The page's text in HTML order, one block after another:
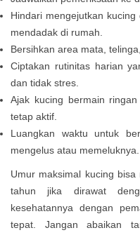
Hindari mengejutkan
mendadak di rumah.
Bersihkan area mata,
Ciptakan rutinitas harian
dan tidak stres.
Ajak kucing bermain
tetap aktif.
Luangkan waktu untuk
mengelus atau memeluknya.
Umur maksimal kucing
tahun jika dirawat
kesehatannya dengan
tepat. Jangan abaikan